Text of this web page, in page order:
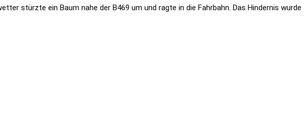
stürzte ein Baum nahe der B469 um und ragte in die Fahrbahn. Das Hindernis wurde